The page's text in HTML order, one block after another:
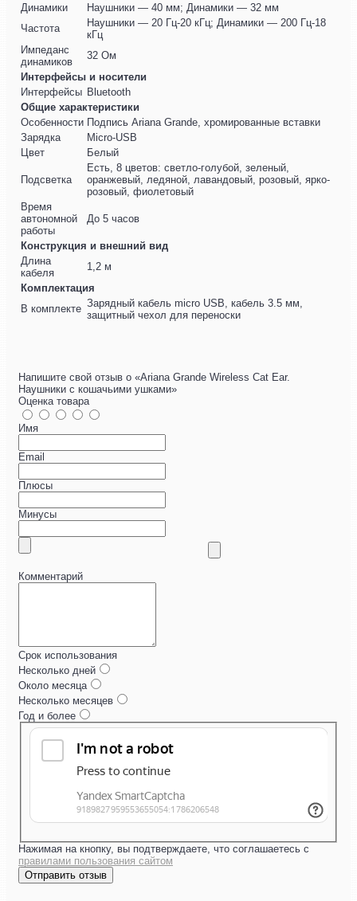
Динамики
Наушники — 40 мм; Динамики — 32 мм
Частота
Наушники — 20 Гц-20 кГц; Динамики — 200 Гц-18
кГц
Импеданс
динамиков
32 Ом
Интерфейсы и носители
Интерфейсы Bluetooth
Общие характеристики
Особенности Подпись Ariana Grande, хромированные вставки
Зарядка
Micro-USB
Цвет
Белый
Подсветка
Есть, 8 цветов: светло-голубой, зеленый,
оранжевый, ледяной, лавандовый, розовый, ярко-
розовый, фиолетовый
Время
автономной
работы
До 5 часов
Конструкция и внешний вид
Длина
кабеля
1,2 м
Комплектация
В комплекте Зарядный кабель micro USB, кабель 3.5 мм,
защитный чехол для переноски
Напишите свой отзыв о «Ariana Grande Wireless Cat Ear.
Наушники с кошачьими ушками»
Оценка товара
Имя
Email
Плюсы
Минусы
Комментарий
Срок использования
Несколько дней
Около месяца
Несколько месяцев
Год и более
Нажимая на кнопку, вы подтверждаете, что соглашаетесь с
правилами пользования сайтом
Отправить отзыв